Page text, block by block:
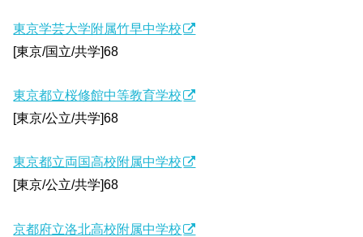
東京学芸大学附属竹早中学校
[東京/国立/共学]68
東京都立桜修館中等教育学校
[東京/公立/共学]68
東京都立両国高校附属中学校
[東京/公立/共学]68
京都府立洛北高校附属中学校